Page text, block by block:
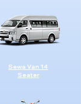
Sewa Van 14
Seater